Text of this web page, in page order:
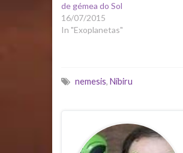
de gémea do Sol
16/07/2015
In "Exoplanetas"
nemesis, Nibiru